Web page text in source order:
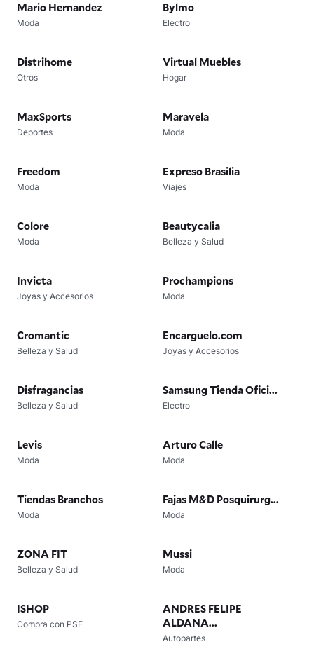
Mario Hernandez
Moda
Bylmo
Electro
Distrihome
Otros
Virtual Muebles
Hogar
MaxSports
Deportes
Maravela
Moda
Freedom
Moda
Expreso Brasilia
Viajes
Colore
Moda
Beautycalia
Belleza y Salud
Invicta
Joyas y Accesorios
Prochampions
Moda
Cromantic
Belleza y Salud
Encarguelo.com
Joyas y Accesorios
Disfragancias
Belleza y Salud
Samsung Tienda Ofici...
Electro
Levis
Moda
Arturo Calle
Moda
Tiendas Branchos
Moda
Fajas M&D Posquirurg...
Moda
ZONA FIT
Belleza y Salud
Mussi
Moda
ISHOP
Compra con PSE
ANDRES FELIPE
ALDANA...
Autopartes